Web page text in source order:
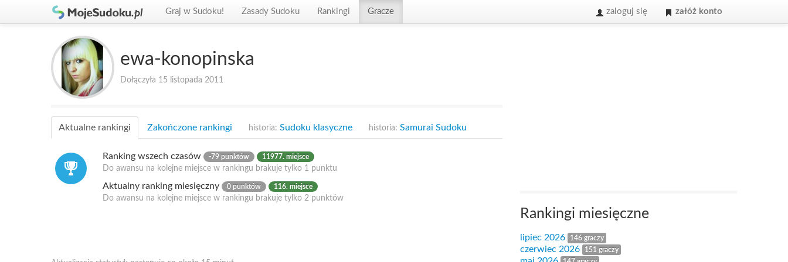
Graj w Sudoku! Zasady Sudoku Rankingi Gracze zaloguj się załóż konto
ewa-konopinska
Dołączyła 15 listopada 2011
Aktualne rankingi Zakończone rankingi historia: Sudoku klasyczne historia: Samurai Sudoku
Ranking wszech czasów -79 punktów 11977. miejsce
Do awansu na kolejne miejsce w rankingu brakuje tylko 1 punktu
Aktualny ranking miesięczny 0 punktów 116. miejsce
Do awansu na kolejne miejsce w rankingu brakuje tylko 2 punktów
Rankingi miesięczne
lipiec 2026 146 graczy
czerwiec 2026 151 graczy